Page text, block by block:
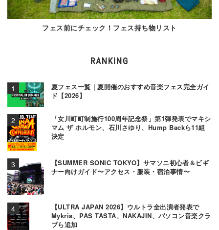
フェス前にチェック！フェス持ち物リスト
RANKING
夏フェス一覧｜夏開催のおすすめ音楽フェス完全ガイ
ド【2026】
「女川町町制施行100周年記念祭」第1弾発表でマキシ
マム ザ ホルモン、石川さゆり、Hump Backら11組
決定
【SUMMER SONIC TOKYO】サマソニ初心者＆ビギ
ナー向けガイド〜アクセス・服装・宿泊事情〜
【ULTRA JAPAN 2026】ウルトラ全出演者発表で
Mykris、PAS TASTA、NAKAJIN、パソコン音楽クラ
ブら追加